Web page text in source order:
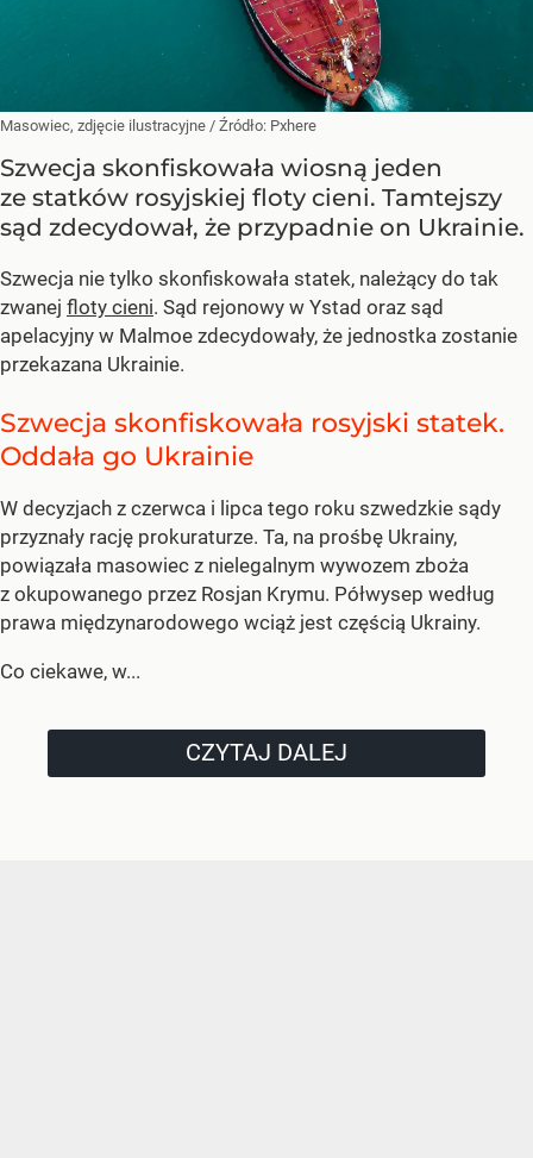
Masowiec, zdjęcie ilustracyjne / Źródło: Pxhere
Szwecja skonfiskowała wiosną jeden
ze statków rosyjskiej floty cieni. Tamtejszy
sąd zdecydował, że przypadnie on Ukrainie.
Szwecja nie tylko skonfiskowała statek, należący do tak
zwanej floty cieni. Sąd rejonowy w Ystad oraz sąd
apelacyjny w Malmoe zdecydowały, że jednostka zostanie
przekazana Ukrainie.
Szwecja skonfiskowała rosyjski statek.
Oddała go Ukrainie
W decyzjach z czerwca i lipca tego roku szwedzkie sądy
przyznały rację prokuraturze. Ta, na prośbę Ukrainy,
powiązała masowiec z nielegalnym wywozem zboża
z okupowanego przez Rosjan Krymu. Półwysep według
prawa międzynarodowego wciąż jest częścią Ukrainy.
Co ciekawe, w...
CZYTAJ DALEJ